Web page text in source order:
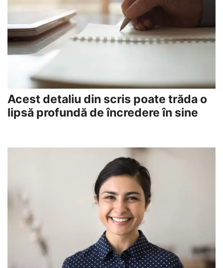
Acest detaliu din scris poate trăda o
lipsă profundă de încredere în sine